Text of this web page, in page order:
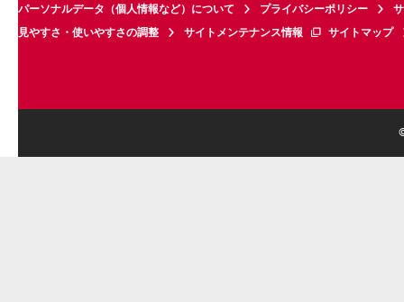
パーソナルデータ（個人情報など）について プライバシーポリシー
見やすさ・使いやすさの調整
サイトメンテナンス情報 サイトマップ